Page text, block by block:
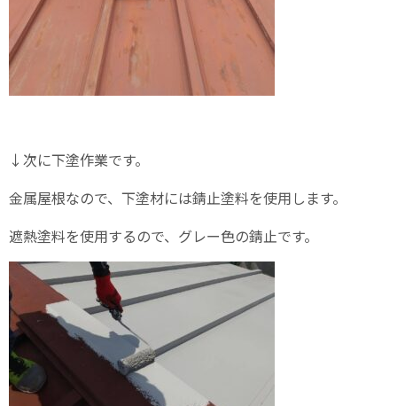
↓次に下塗作業です。
金属屋根なので、下塗材には錆止塗料を使用します。
遮熱塗料を使用するので、グレー色の錆止です。